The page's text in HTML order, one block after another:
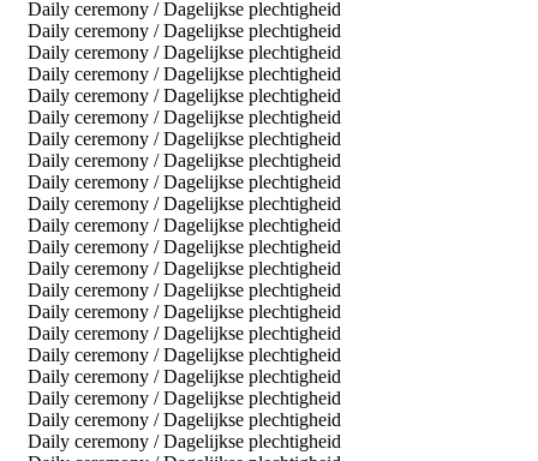
Daily ceremony / Dagelijkse plechtigheid
Daily ceremony / Dagelijkse plechtigheid
Daily ceremony / Dagelijkse plechtigheid
Daily ceremony / Dagelijkse plechtigheid
Daily ceremony / Dagelijkse plechtigheid
Daily ceremony / Dagelijkse plechtigheid
Daily ceremony / Dagelijkse plechtigheid
Daily ceremony / Dagelijkse plechtigheid
Daily ceremony / Dagelijkse plechtigheid
Daily ceremony / Dagelijkse plechtigheid
Daily ceremony / Dagelijkse plechtigheid
Daily ceremony / Dagelijkse plechtigheid
Daily ceremony / Dagelijkse plechtigheid
Daily ceremony / Dagelijkse plechtigheid
Daily ceremony / Dagelijkse plechtigheid
Daily ceremony / Dagelijkse plechtigheid
Daily ceremony / Dagelijkse plechtigheid
Daily ceremony / Dagelijkse plechtigheid
Daily ceremony / Dagelijkse plechtigheid
Daily ceremony / Dagelijkse plechtigheid
Daily ceremony / Dagelijkse plechtigheid